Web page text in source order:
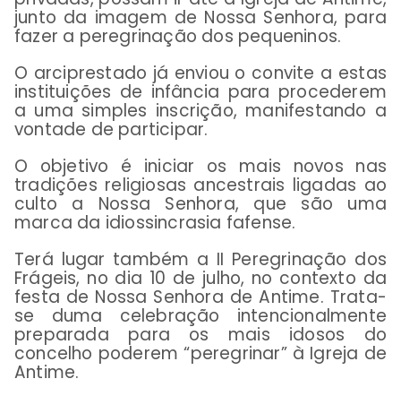
junto da imagem de Nossa Senhora, para
fazer a peregrinação dos pequeninos.
O arciprestado já enviou o convite a estas
instituições de infância para procederem
a uma simples inscrição, manifestando a
vontade de participar.
O objetivo é iniciar os mais novos nas
tradições religiosas ancestrais ligadas ao
culto a Nossa Senhora, que são uma
marca da idiossincrasia fafense.
Terá lugar também a II Peregrinação dos
Frágeis, no dia 10 de julho, no contexto da
festa de Nossa Senhora de Antime. Trata-
se duma celebração intencionalmente
preparada para os mais idosos do
concelho poderem “peregrinar” à Igreja de
Antime.